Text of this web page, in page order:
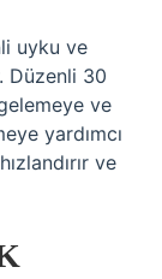
uyku ve
Düzenli 30
ve
yardımcı
ve